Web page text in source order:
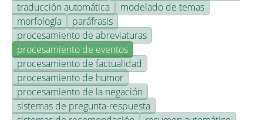
traducción automática
modelado de temas
morfología
paráfrasis
procesamiento de abreviaturas
procesamiento de eventos
procesamiento de factualidad
procesamiento de humor
procesamiento de la negación
sistemas de pregunta-respuesta